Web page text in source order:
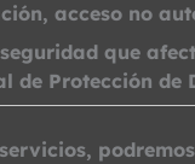
acceso no
que
de Protección de